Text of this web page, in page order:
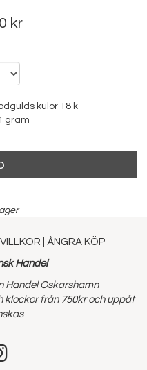
kr
kulor 18 k
gram
ÅNGRA KÖP
Handel
Handel Oskarshamn
klockor från 750kr och uppåt